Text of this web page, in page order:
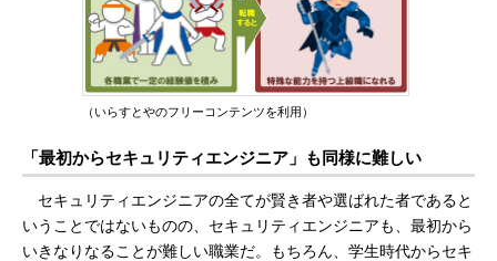
（いらすとやのフリーコンテンツを利用）
「最初からセキュリティエンジニア」も同様に難しい
セキュリティエンジニアの全てが賢き者や選ばれた者であると
いうことではないものの、セキュリティエンジニアも、最初から
いきなりなることが難しい職業だ。もちろん、学生時代からセキ